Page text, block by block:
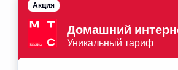
Домашний
Уникальный тариф
Акция